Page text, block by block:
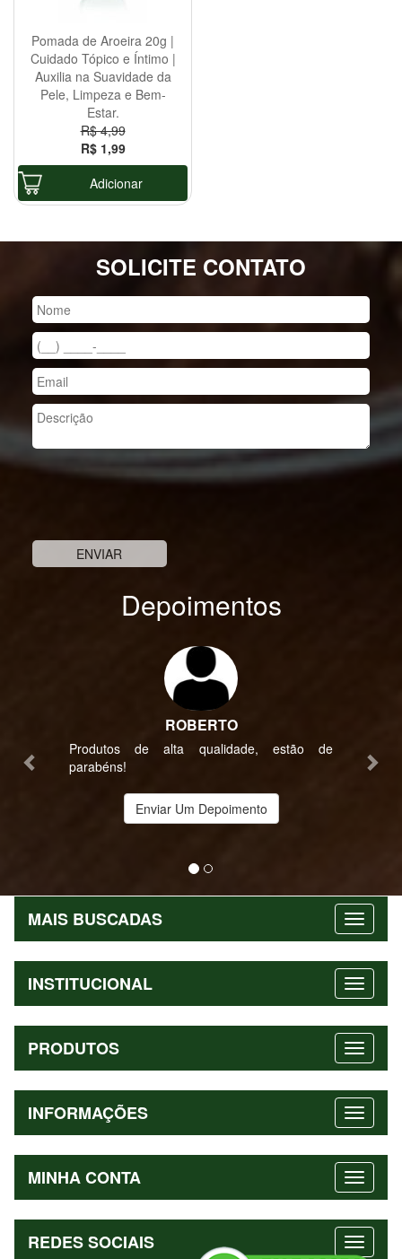
Pomada de Aroeira 20g |
Cuidado Tópico e Íntimo |
Auxilia na Suavidade da
Pele, Limpeza e Bem-
Estar.
R$ 4,99
R$ 1,99
Adicionar
SOLICITE CONTATO
Depoimentos
EDSON DA CRUZ
Pessoal muito atencioso e muitas variedades
com um ótimo preço, recomendo sempre
Enviar Um Depoimento
MAIS BUSCADAS
INSTITUCIONAL
PRODUTOS
INFORMAÇÕES
MINHA CONTA
REDES SOCIAIS